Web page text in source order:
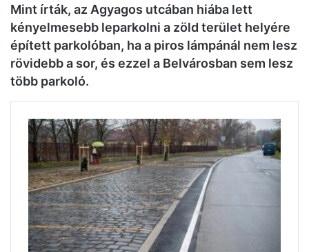
Mint írták, az Agyagos utcában hiába lett
kényelmesebb leparkolni a zöld terület helyére
épített parkolóban, ha a piros lámpánál nem lesz
rövidebb a sor, és ezzel a Belvárosban sem lesz
több parkoló.